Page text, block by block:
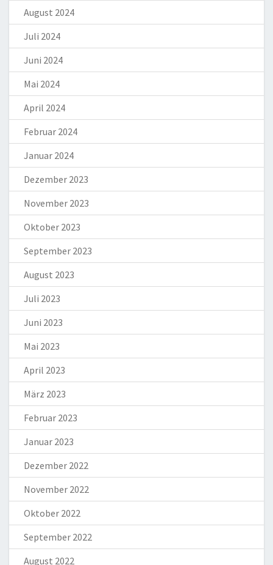
August 2024
Juli 2024
Juni 2024
Mai 2024
April 2024
Februar 2024
Januar 2024
Dezember 2023
November 2023
Oktober 2023
September 2023
August 2023
Juli 2023
Juni 2023
Mai 2023
April 2023
März 2023
Februar 2023
Januar 2023
Dezember 2022
November 2022
Oktober 2022
September 2022
August 2022